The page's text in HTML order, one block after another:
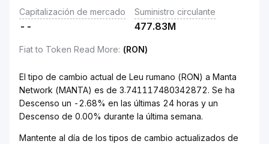
Capitalización de mercado
--
Suministro circulante
477.83M
Fiat to Token Read More: (RON)
El tipo de cambio actual de Leu rumano (RON) a Manta
Network (MANTA) es de 3.741117480342872. Se ha
Descenso un -2.68% en las últimas 24 horas y un
Descenso de 0.00% durante la última semana.
Mantente al día de los tipos de cambio actualizados de